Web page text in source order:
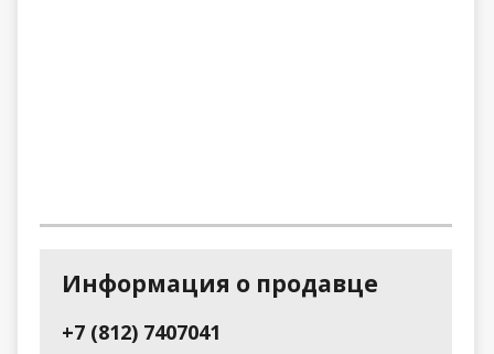
Информация о продавце
+7 (812) 7407041